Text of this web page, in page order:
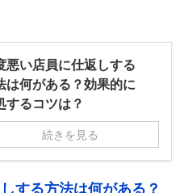
悪い店員に仕返しする
は何がある？効果的に
するコツは？
続きを見る
する方法は何がある？